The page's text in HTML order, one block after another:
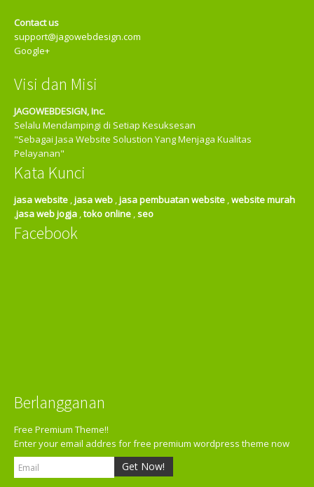
Contact us
support@jagowebdesign.com
Google+
Visi dan Misi
JAGOWEBDESIGN, Inc.
Selalu Mendampingi di Setiap Kesuksesan
"Sebagai Jasa Website Solustion Yang Menjaga Kualitas
Pelayanan"
Kata Kunci
jasa website ,jasa web ,jasa pembuatan website ,website murah
,jasa web jogja ,toko online ,seo
Facebook
Berlangganan
Free Premium Theme!!
Enter your email addres for free premium wordpress theme now
Get Now!